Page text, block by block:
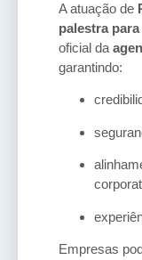
A atuação de
palestra
oficial da
garantindo:
Empresas